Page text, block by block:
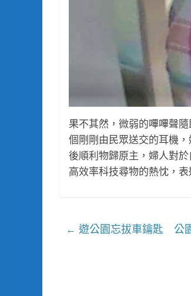
果不其然，微弱的嗶嗶聲
個剛剛由民眾送交的耳機
後順利物歸原主，婦人對
高效率科技尋物的熱忱，
← 遊公園忘拔車鑰匙 公